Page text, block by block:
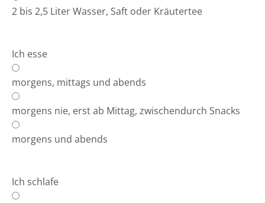
2 bis 2,5 Liter Wasser, Saft oder Kräutertee
Ich esse
morgens, mittags und abends
morgens nie, erst ab Mittag, zwischendurch Snacks
morgens und abends
Ich schlafe